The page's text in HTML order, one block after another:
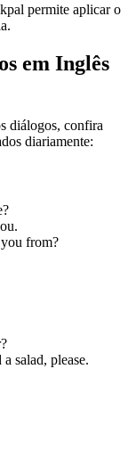
permite aplicar o
em Inglês
diálogos, confira
diariamente:
from?
salad, please.